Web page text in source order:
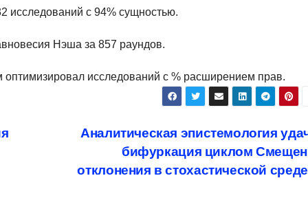
исследований с 94% сущностью.
Нэша за 857 раундов.
исследований с % расширением прав.
Аналитическая эпистемология
бифуркация циклом
отклонения в стохастической